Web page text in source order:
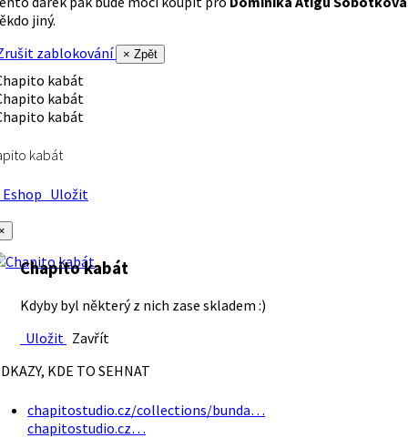
jiný.
zablokování
× Zpět
kabát
Uložit
Chapito kabát
Kdyby byl některý z nich zase skladem :)
Uložit Zavřít
KDE TO SEHNAT
chapitostudio.cz/collections/bunda…
chapitostudio.cz…